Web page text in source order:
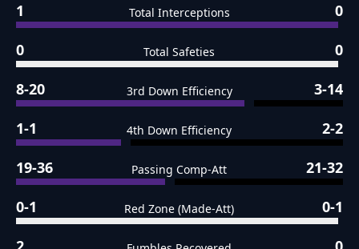
1 Total Interceptions 0
0 Total Safeties 0
8-20 3rd Down Efficiency 3-14
1-1 4th Down Efficiency 2-2
19-36 Passing Comp-Att 21-32
0-1 Red Zone (Made-Att) 0-1